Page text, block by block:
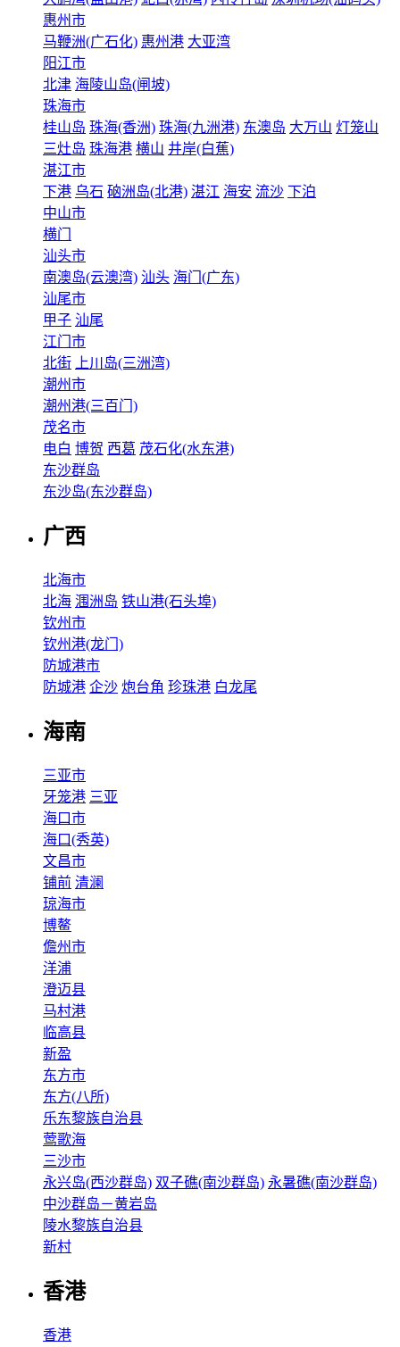
惠州市
马鞭洲(广石化) 惠州港 大亚湾
阳江市
北津 海陵山岛(闸坡)
珠海市
桂山岛 珠海(香洲) 珠海(九洲港) 东澳岛 大万山 灯笼山
三灶岛 珠海港 横山 井岸(白蕉)
湛江市
下港 乌石 硇洲岛(北港) 湛江 海安 流沙 下泊
中山市
横门
汕头市
南澳岛(云澳湾) 汕头 海门(广东)
汕尾市
甲子 汕尾
江门市
北街
上川岛(三洲湾)
潮州市
潮州港(三百门)
茂名市
电白 博贺 西葛 茂石化(水东港)
东沙群岛
东沙岛(东沙群岛)
广西
北海市
北海 涠洲岛 铁山港(石头埠)
钦州市
钦州港(龙门)
防城港市
防城港 企沙 炮台角 珍珠港 白龙尾
海南
三亚市
牙笼港 三亚
海口市
海口(秀英)
文昌市
铺前 清澜
琼海市
博鳌
儋州市
洋浦
澄迈县
马村港
临高县
新盈
东方市
东方(八所)
乐东黎族自治县
莺歌海
三沙市
永兴岛(西沙群岛) 双子礁(南沙群岛) 永暑礁(南沙群岛)
中沙群岛－黄岩岛
陵水黎族自治县
新村
香港
香港